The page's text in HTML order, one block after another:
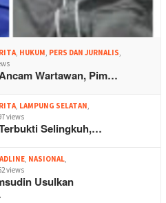
, HUKUM, PERS DAN JURNALIS,
Wartawan, Pim…
, LAMPUNG SELATAN,
views
Selingkuh,…
, NASIONAL,
views
Usulkan